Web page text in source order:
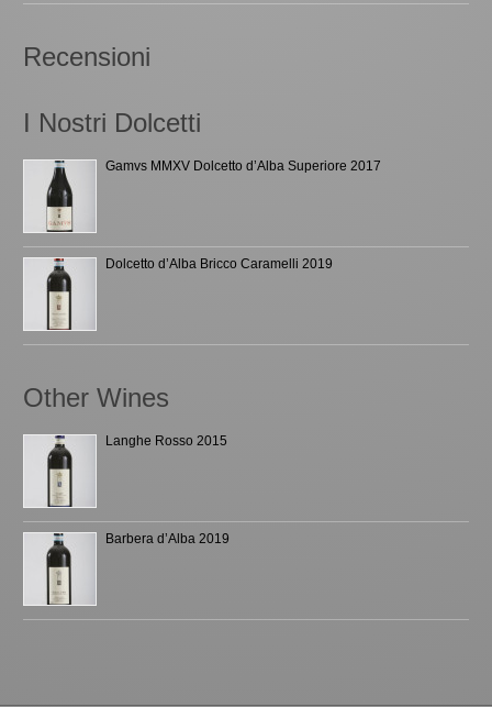
Recensioni
I Nostri Dolcetti
Gamvs MMXV Dolcetto d’Alba Superiore 2017
Dolcetto d’Alba Bricco Caramelli 2019
Other Wines
Langhe Rosso 2015
Barbera d’Alba 2019